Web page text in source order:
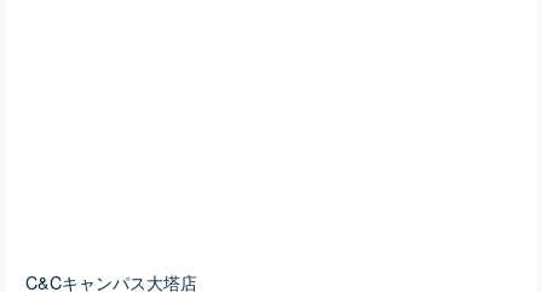
C&Cキャンパス大塔店